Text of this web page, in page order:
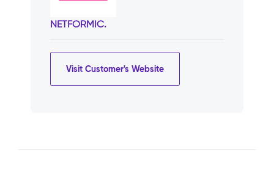
NETFORMIC.
Visit Customer's Website